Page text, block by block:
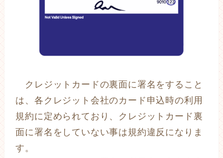
クレジットカードの裏面に署名をすること
は、各クレジット会社のカード申込時の利用
規約に定められており、クレジットカード裏
面に署名をしていない事は規約違反になりま
す。